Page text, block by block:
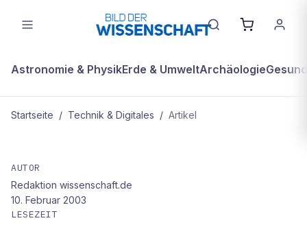
Astronomie & PhysikErde & UmweltArchäologie
Startseite / Technik & Digitales / Artikel
Sauerstoffatome im
Elektronenmikroskop sichtbar
gemacht
AUTOR
Redaktion wissenschaft.de
10. Februar 2003
LESEZEIT